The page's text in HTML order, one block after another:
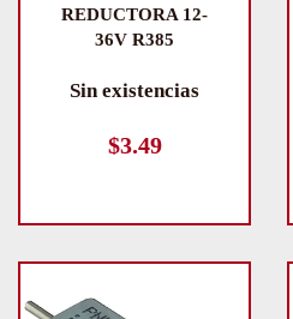
REDUCTORA 12-
36V R385
Sin existencias
$3.49